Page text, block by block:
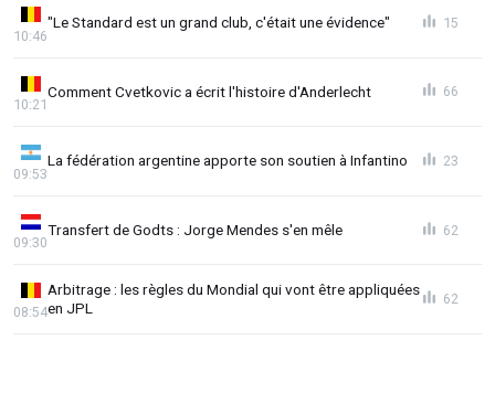
"Le Standard est un grand club, c'était une évidence"
10:46
15
Comment Cvetkovic a écrit l'histoire d'Anderlecht
10:21
66
La fédération argentine apporte son soutien à Infantino
09:53
23
Transfert de Godts : Jorge Mendes s'en mêle
09:30
62
Arbitrage : les règles du Mondial qui vont être appliquées
en JPL
08:54
62